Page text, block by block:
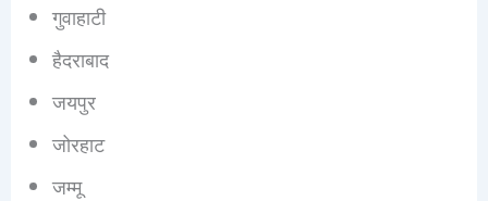
गुवाहाटी
हैदराबाद
जयपुर
जोरहाट
जम्मू